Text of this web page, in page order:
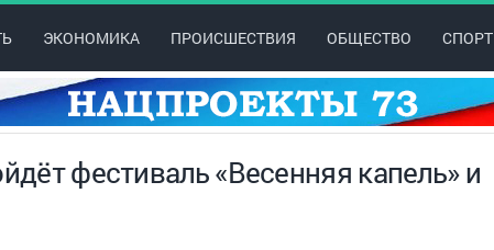
ЭКОНОМИКА ПРОИСШЕСТВИЯ ОБЩЕСТВО СПОРТ
фестиваль «Весенняя капель» и